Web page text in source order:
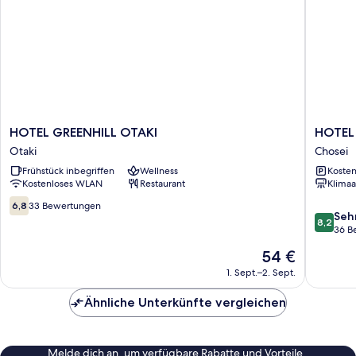
HOTEL
GREENHILL
OTAKI
Otaki
HOTEL GREENHILL OTAKI
Otaki
Frühstück inbegriffen
Wellness
Kostenloses WLAN
Restaurant
6.8
von
6,8 33 Bewertungen
Der
Preis
beträgt
54 €
54 €
1. Sept.–2. Sept.
HOTEL
Sweets
-
Adults
Only
Chosei
8.2
von
36
8,2
36
Ähnliche Unterkünfte vergleichen
Melde dich an, um verfügbare Rabatte und Vorteile